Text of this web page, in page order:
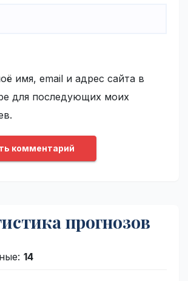
имя, email и адрес сайта в
для последующих моих
прогнозов
14